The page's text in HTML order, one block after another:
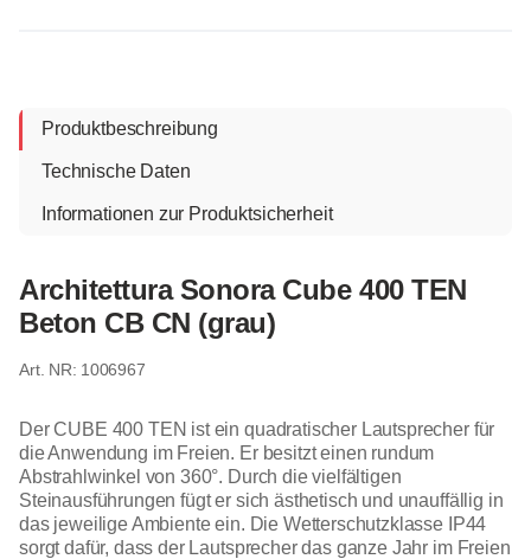
Produktbeschreibung
Technische Daten
Informationen zur Produktsicherheit
Architettura Sonora Cube 400 TEN
Beton CB CN (grau)
1006967
Der CUBE 400 TEN ist ein quadratischer Lautsprecher für
die Anwendung im Freien. Er besitzt einen rundum
Abstrahlwinkel von 360°. Durch die vielfältigen
Steinausführungen fügt er sich ästhetisch und unauffällig in
das jeweilige Ambiente ein. Die Wetterschutzklasse IP44
sorgt dafür, dass der Lautsprecher das ganze Jahr im Freien